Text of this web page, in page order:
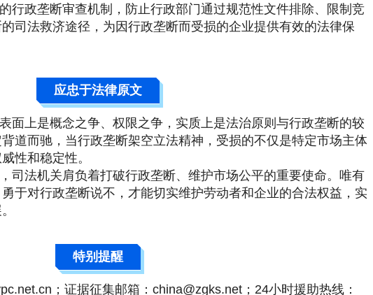
行政垄断审查机制，防止行政部门通过规范性文件排除、限制竞
司法救济途径，为因行政垄断而受损的企业提供有效的法律保
应忠于法律原文
面上是概念之争、权限之争，实质上是法治原则与行政垄断的较
道而驰，当行政垄断架空立法精神，受损的不仅是特定市场主体
性和稳定性。
司法机关肩负着打破行政垄断、维护市场公平的重要使命。唯有
于对行政垄断说不，才能切实维护劳动者和企业的合法权益，实
特别提醒
；证据征集邮箱：china@zgks.net；24小时援助热线：